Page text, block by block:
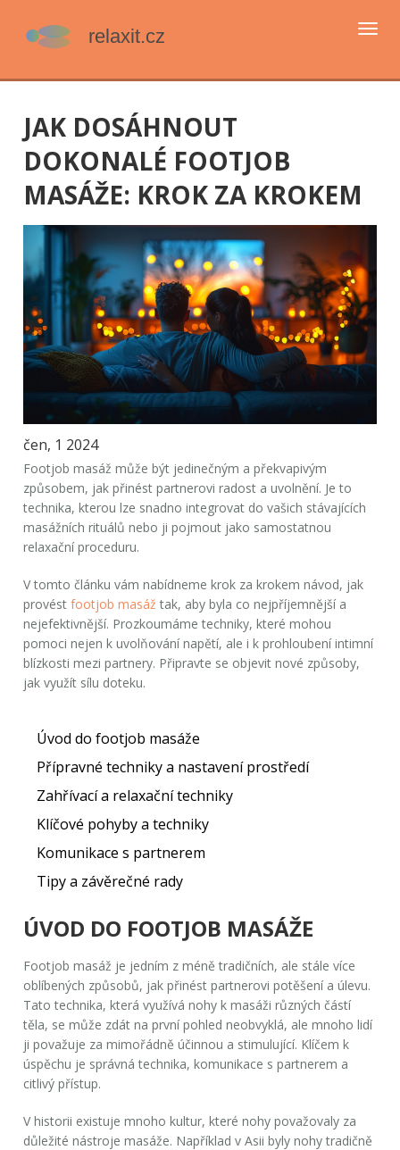
JAK DOSÁHNOUT
DOKONALÉ FOOTJOB
MASÁŽE: KROK ZA KROKEM
čen, 1 2024
Footjob masáž může být jedinečným a překvapivým
způsobem, jak přinést partnerovi radost a uvolnění. Je to
technika, kterou lze snadno integrovat do vašich stávajících
masážních rituálů nebo ji pojmout jako samostatnou
relaxační proceduru.
V tomto článku vám nabídneme krok za krokem návod, jak
provéstfootjob masáž tak, aby byla co nejpříjemnější a
nejefektivnější. Prozkoumáme techniky, které mohou
pomoci nejen k uvolňování napětí, ale i k prohloubení intimní
blízkosti mezi partnery. Připravte se objevit nové způsoby,
jak využít sílu doteku.
Úvod do footjob masáže
Přípravné techniky a nastavení prostředí
Zahřívací a relaxační techniky
Klíčové pohyby a techniky
Komunikace s partnerem
Tipy a závěrečné rady
ÚVOD DO FOOTJOB MASÁŽE
Footjob masáž je jedním z méně tradičních, ale stále více
oblíbených způsobů, jak přinést partnerovi potěšení a úlevu.
Tato technika, která využívá nohy k masáži různých částí
těla, se může zdát na první pohled neobvyklá, ale mnoho lidí
ji považuje za mimořádně účinnou a stimulující. Klíčem k
úspěchu je správná technika, komunikace s partnerem a
citlivý přístup.
V historii existuje mnoho kultur, které nohy považovaly za
důležité nástroje masáže. Například v Asii byly nohy tradičně